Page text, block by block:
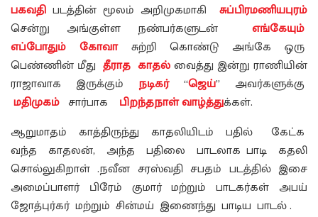
பகவதி படத்தின் மூலம் அறிமுகமாகி சுப்பிரமணியபுரம்
சென்று அங்குள்ள நண்பர்களுடன் எங்கேயும்
எப்போதும்
கோவா
சுற்றி கொண்டு அங்கே ஒரு
பெண்ணின் மீது தீராத காதல்வைத்து இன்று ராணியின்
ராஜாவாக இருக்கும் நடிகர் “ஜெய்” அவர்களுக்கு
மதிமுகம் சார்பாக பிறந்தநாள் வாழ்த்துக்கள்.
ஆறுமாதம் காத்திருந்து காதலியிடம் பதில் கேட்க
வந்த காதலன், அந்த பதிலை பாடலாக பாடி கதலி
சொல்லுகிறாள் .நவீன சரஸ்வதி சபதம் படத்தில் இசை
அமைப்பாளர் பிரேம் குமார் மற்றும் பாடகர்கள் அபய்
ஜோத்புர்கர் மற்றும் சின்மய் இணைந்து பாடிய பாடல் .